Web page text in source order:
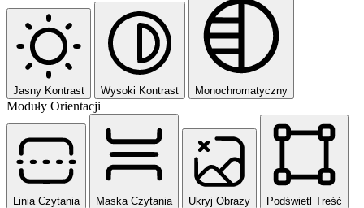
Jasny Kontrast Wysoki Kontrast Monochromatyczny
Moduły Orientacji
Linia Czytania Maska Czytania Ukryj Obrazy Podświetl Treść